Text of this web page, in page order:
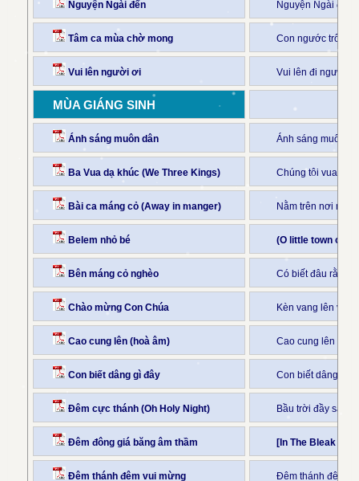
Nguyện Ngài đến Nguyện Ngài đến
Tâm ca mùa chờ mong Con ngước trông
Vui lên người ơi Vui lên đi người
MÙA GIÁNG SINH
Ánh sáng muôn dân Ánh sáng muôn
Ba Vua dạ khúc (We Three Kings) Chúng tôi vua từ
Bài ca máng cỏ (Away in manger) Nằm trên nơi
Belem nhỏ bé (O little town of
Bên máng cỏ nghèo Có biết đâu rằng
Chào mừng Con Chúa Kèn vang lên với
Cao cung lên (hoà âm) Cao cung lên
Con biết dâng gì đây Con biết dâng gì
Đêm cực thánh (Oh Holy Night) Bầu trời đầy sao
Đêm đông giá băng âm thầm [In The Bleak
Đêm thánh đêm vui mừng Đêm thánh đêm